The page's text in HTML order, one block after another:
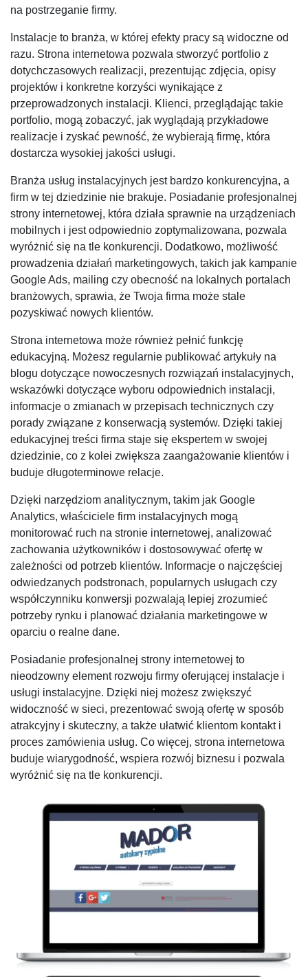
na postrzeganie firmy.
Instalacje to branża, w której efekty pracy są widoczne od
razu. Strona internetowa pozwala stworzyć portfolio z
dotychczasowych realizacji, prezentując zdjęcia, opisy
projektów i konkretne korzyści wynikające z
przeprowadzonych instalacji. Klienci, przeglądając takie
portfolio, mogą zobaczyć, jak wyglądają przykładowe
realizacje i zyskać pewność, że wybierają firmę, która
dostarcza wysokiej jakości usługi.
Branża usług instalacyjnych jest bardzo konkurencyjna, a
firm w tej dziedzinie nie brakuje. Posiadanie profesjonalnej
strony internetowej, która działa sprawnie na urządzeniach
mobilnych i jest odpowiednio zoptymalizowana, pozwala
wyróżnić się na tle konkurencji. Dodatkowo, możliwość
prowadzenia działań marketingowych, takich jak kampanie
Google Ads, mailing czy obecność na lokalnych portalach
branżowych, sprawia, że Twoja firma może stale
pozyskiwać nowych klientów.
Strona internetowa może również pełnić funkcję
edukacyjną. Możesz regularnie publikować artykuły na
blogu dotyczące nowoczesnych rozwiązań instalacyjnych,
wskazówki dotyczące wyboru odpowiednich instalacji,
informacje o zmianach w przepisach technicznych czy
porady związane z konserwacją systemów. Dzięki takiej
edukacyjnej treści firma staje się ekspertem w swojej
dziedzinie, co z kolei zwiększa zaangażowanie klientów i
buduje długoterminowe relacje.
Dzięki narzędziom analitycznym, takim jak Google
Analytics, właściciele firm instalacyjnych mogą
monitorować ruch na stronie internetowej, analizować
zachowania użytkowników i dostosowywać ofertę w
zależności od potrzeb klientów. Informacje o najczęściej
odwiedzanych podstronach, popularnych usługach czy
współczynniku konwersji pozwalają lepiej zrozumieć
potrzeby rynku i planować działania marketingowe w
oparciu o realne dane.
Posiadanie profesjonalnej strony internetowej to
nieodzowny element rozwoju firmy oferującej instalacje i
usługi instalacyjne. Dzięki niej możesz zwiększyć
widoczność w sieci, prezentować swoją ofertę w sposób
atrakcyjny i skuteczny, a także ułatwić klientom kontakt i
proces zamówienia usług. Co więcej, strona internetowa
buduje wiarygodność, wspiera rozwój biznesu i pozwala
wyróżnić się na tle konkurencji.